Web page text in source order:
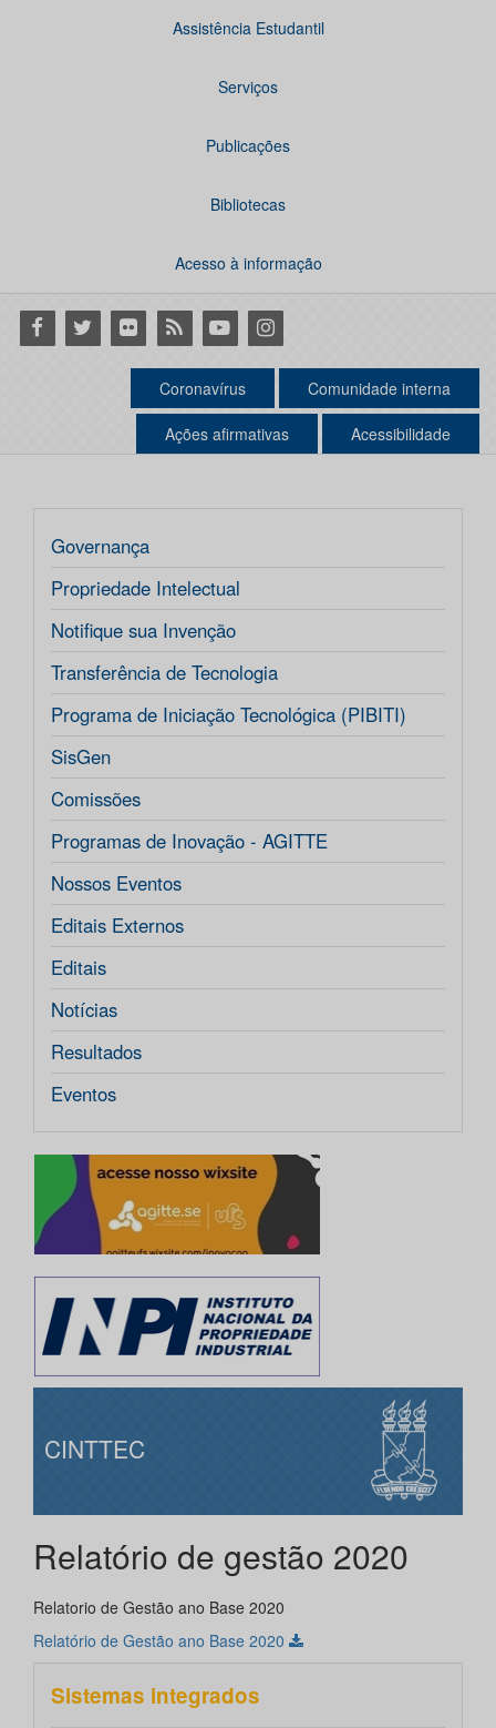
Assistência Estudantil
Serviços
Publicações
Bibliotecas
Acesso à informação
Facebook
Twitter Flickr RSS YoutubeInstagram
Coronavírus Comunidade interna
Ações afirmativas Acessibilidade
Governança
Propriedade Intelectual
Notifique sua Invenção
Transferência de Tecnologia
Programa de Iniciação Tecnológica (PIBITI)
SisGen
Comissões
Programas de Inovação - AGITTE
Nossos Eventos
Editais Externos
Editais
Notícias
Resultados
Eventos
CINTTEC
Relatório de gestão 2020
Relatorio de Gestão ano Base 2020
Relatório de Gestão ano Base 2020
Sistemas integrados